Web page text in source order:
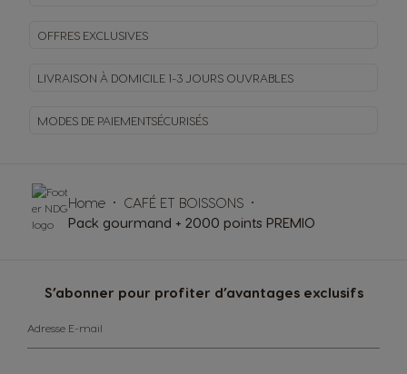
OFFRES EXCLUSIVES
LIVRAISON À DOMICILE 1-3 JOURS OUVRABLES
MODES DE PAIEMENTSÉCURISÉS
S’abonner pour profiter d’avantages exclusifs
Adresse E-mail
Home
CAFÉ ET BOISSONS
Pack gourmand + 2000 points PREMIO